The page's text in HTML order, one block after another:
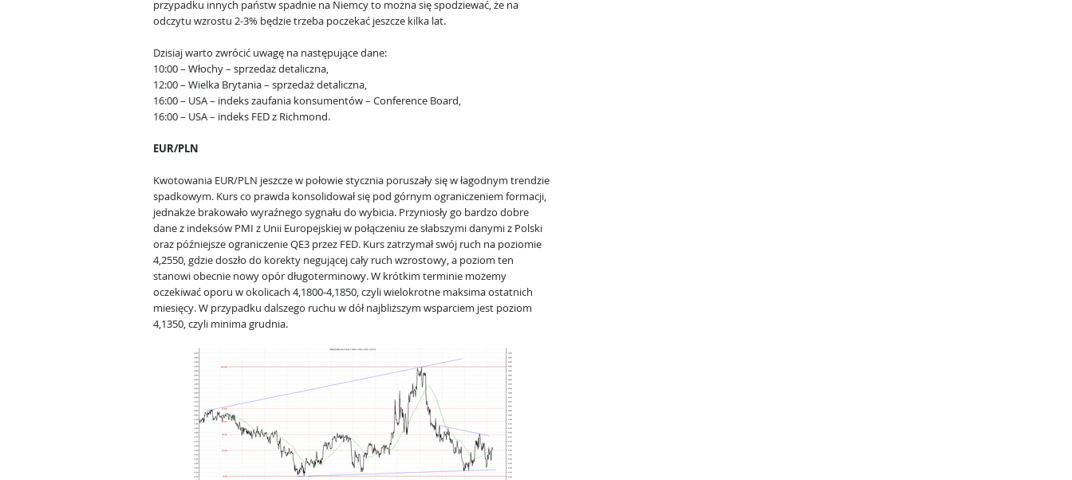
przypadku innych państw spadnie na Niemcy to można się spodziewać, że na
odczytu wzrostu 2-3% będzie trzeba poczekać jeszcze kilka lat.
Dzisiaj warto zwrócić uwagę na następujące dane:
10:00 – Włochy – sprzedaż detaliczna,
12:00 – Wielka Brytania – sprzedaż detaliczna,
16:00 – USA – indeks zaufania konsumentów – Conference Board,
16:00 – USA – indeks FED z Richmond.
EUR/PLN
Kwotowania EUR/PLN jeszcze w połowie stycznia poruszały się w łagodnym trendzie
spadkowym. Kurs co prawda konsolidował się pod górnym ograniczeniem formacji,
jednakże brakowało wyraźnego sygnału do wybicia. Przyniosły go bardzo dobre
dane z indeksów PMI z Unii Europejskiej w połączeniu ze słabszymi danymi z Polski
oraz późniejsze ograniczenie QE3 przez FED. Kurs zatrzymał swój ruch na poziomie
4,2550, gdzie doszło do korekty negującej cały ruch wzrostowy, a poziom ten
stanowi obecnie nowy opór długoterminowy. W krótkim terminie możemy
oczekiwać oporu w okolicach 4,1800-4,1850, czyli wielokrotne maksima ostatnich
miesięcy. W przypadku dalszego ruchu w dół najbliższym wsparciem jest poziom
4,1350, czyli minima grudnia.